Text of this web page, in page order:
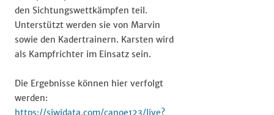
den Sichtungswettkämpfen teil.
Unterstützt werden sie von Marvin
sowie den Kadertrainern. Karsten wird
als Kampfrichter im Einsatz sein.​
Die Ergebnisse können hier verfolgt
werden:
https://siwidata.com/canoe123/live?